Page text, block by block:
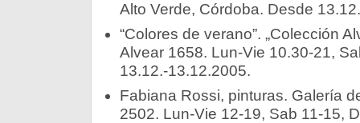
Alto Verde, Córdoba. Desde 13.12.
“Colores de verano”. „Colección
Alvear 1658. Lun-Vie 10.30-21,
13.12.-13.12.2005.
Fabiana Rossi, pinturas. Galería
2502. Lun-Vie 12-19, Sab 11-15,